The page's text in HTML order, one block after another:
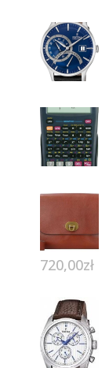
720,00zł